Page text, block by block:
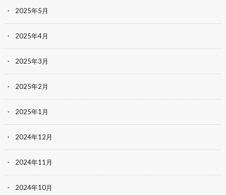
2025年5月
2025年4月
2025年3月
2025年2月
2025年1月
2024年12月
2024年11月
2024年10月